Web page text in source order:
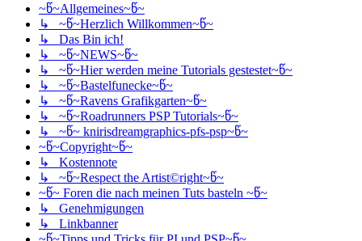
~წ~Allgemeines~წ~
↳ ~წ~Herzlich Willkommen~წ~
↳ Das Bin ich!
↳ ~წ~NEWS~წ~
↳ ~წ~Hier werden meine Tutorials gestestet~წ~
↳ ~წ~Bastelfunecke~წ~
↳ ~წ~Ravens Grafikgarten~წ~
↳ ~წ~Roadrunners PSP Tutorials~წ~
↳ ~წ~ knirisdreamgraphics-pfs-psp~წ~
~წ~Copyright~წ~
↳ Kostennote
↳ ~წ~Respect the Artist©right~წ~
~წ~ Foren die nach meinen Tuts basteln ~წ~
↳ Genehmigungen
↳ Linkbanner